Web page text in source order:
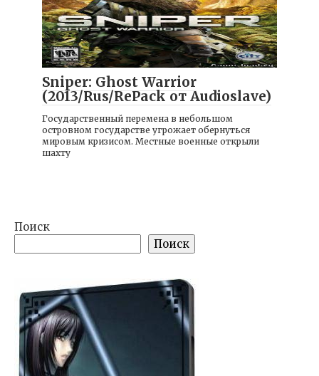
Игры
Sniper: Ghost Warrior
(2013/Rus/RePack от Audioslave)
Государственный перемена в небольшом
островном государстве угрожает обернуться
мировым кризисом. Местные военные открыли
шахту
Поиск
Поиск